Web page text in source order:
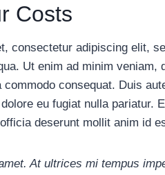
Costs
consectetur adipiscing elit,
Ut enim ad minim
commodo consequat. Duis
eu fugiat nulla pariatur.
deserunt mollit anim id
At ultrices mi tempus